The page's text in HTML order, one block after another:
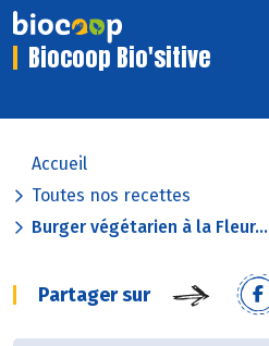
Biocoop Bio'sitive
Accueil
Toutes nos recettes
Burger végétarien à la Fleur...
Partager sur